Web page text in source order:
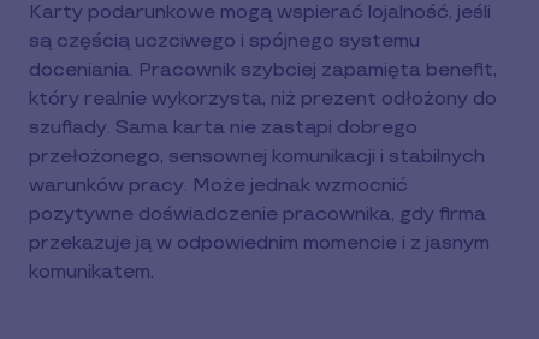
Karty podarunkowe mogą wspierać lojalność, jeśli
są częścią uczciwego i spójnego systemu
doceniania. Pracownik szybciej zapamięta benefit,
który realnie wykorzysta, niż prezent odłożony do
szuflady. Sama karta nie zastąpi dobrego
przełożonego, sensownej komunikacji i stabilnych
warunków pracy. Może jednak wzmocnić
pozytywne doświadczenie pracownika, gdy firma
przekazuje ją w odpowiednim momencie i z jasnym
komunikatem.